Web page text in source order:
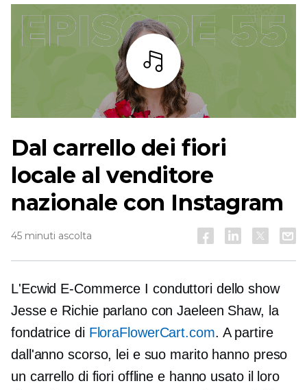
Ascoltare
Dal carrello dei fiori
locale al venditore
nazionale con Instagram
45 minuti ascolta
L'Ecwid E-Commerce I conduttori dello show
Jesse e Richie parlano con Jaeleen Shaw, la
fondatrice di FloraFlowerCart.com. A partire
dall'anno scorso, lei e suo marito hanno preso
un carrello di fiori offline e hanno usato il loro